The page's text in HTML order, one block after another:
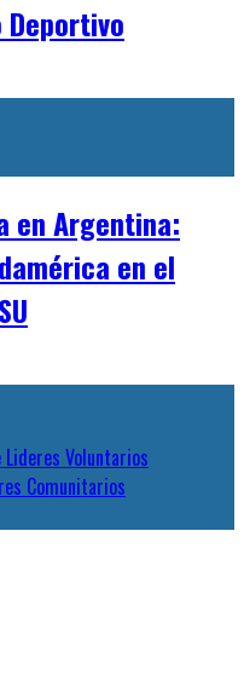
en Argentina:
en el
Voluntarios
Comunitarios